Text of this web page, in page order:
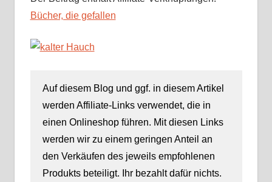
Bücher, die gefallen
Auf diesem Blog und ggf. in diesem Artikel
werden Affiliate-Links verwendet, die in
einen Onlineshop führen. Mit diesen Links
werden wir zu einem geringen Anteil an
den Verkäufen des jeweils empfohlenen
Produkts beteiligt. Ihr bezahlt dafür nichts.